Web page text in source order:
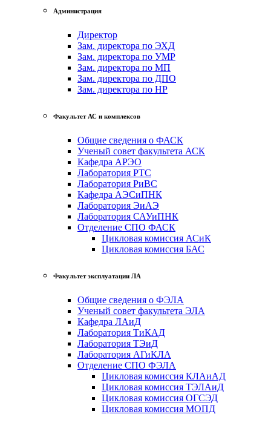
Администрация
Директор
Зам. директора по ЭХД
Зам. директора по УМР
Зам. директора по МП
Зам. директора по ДПО
Зам. директора по НР
Факультет АС и комплексов
Общие сведения о ФАСК
Ученый совет факультета АСК
Кафедра АРЭО
Лаборатория РТС
Лаборатория РиВС
Кафедра АЭСиПНК
Лаборатория ЭиАЭ
Лаборатория САУиПНК
Отделение СПО ФАСК
Цикловая комиссия АСиК
Цикловая комиссия БАС
Факультет эксплуатации ЛА
Общие сведения о ФЭЛА
Ученый совет факультета ЭЛА
Кафедра ЛАиД
Лаборатория ТиКАД
Лаборатория ТЭиД
Лаборатория АГиКЛА
Отделение СПО ФЭЛА
Цикловая комиссия КЛАиАД
Цикловая комиссия ТЭЛАиД
Цикловая комиссия ОГСЭД
Цикловая комиссия МОПД